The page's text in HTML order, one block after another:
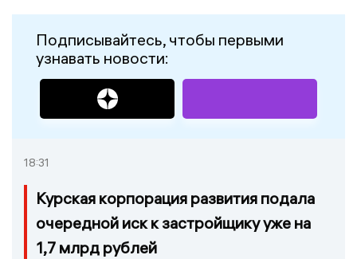
Подписывайтесь, чтобы первыми
узнавать новости:
18:31
Курская корпорация развития подала
очередной иск к застройщику уже на
1,7 млрд рублей